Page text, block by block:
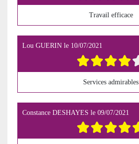
Travail efficace
Lou GUERIN le 10/07/2021
Services admirables
Constance DESHAYES le 09/07/2021